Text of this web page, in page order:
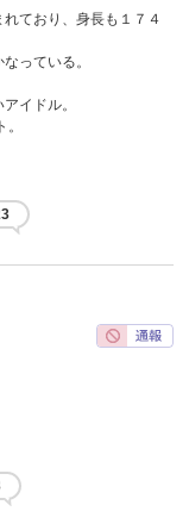
ており、身長も１７４
っている。
イドル。